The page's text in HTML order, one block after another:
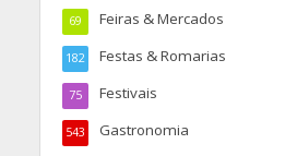
Feiras & Mercados
69
Festas & Romarias
182
Festivais
75
Gastronomia
543